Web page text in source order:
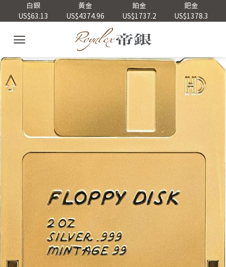
to
content
白銀
US$63.13
黃金
US$4374.96
鉑金
US$1737.2
鈀金
US$1378.3